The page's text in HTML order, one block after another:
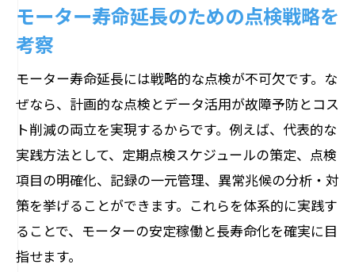
モーター寿命延長のための点検戦略を
考察
モーター寿命延長には戦略的な点検が不可欠です。な
ぜなら、計画的な点検とデータ活用が故障予防とコス
ト削減の両立を実現するからです。例えば、代表的な
実践方法として、定期点検スケジュールの策定、点検
項目の明確化、記録の一元管理、異常兆候の分析・対
策を挙げることができます。これらを体系的に実践す
ることで、モーターの安定稼働と長寿命化を確実に目
指せます。